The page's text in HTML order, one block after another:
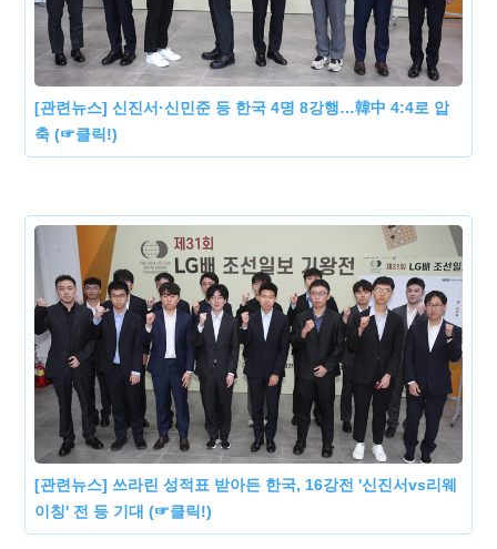
[관련뉴스] 신진서·신민준 등 한국 4명 8강행…韓中 4:4로 압
축 (☞클릭!)
[관련뉴스] 쓰라린 성적표 받아든 한국, 16강전 '신진서vs리웨
이칭' 전 등 기대 (☞클릭!)